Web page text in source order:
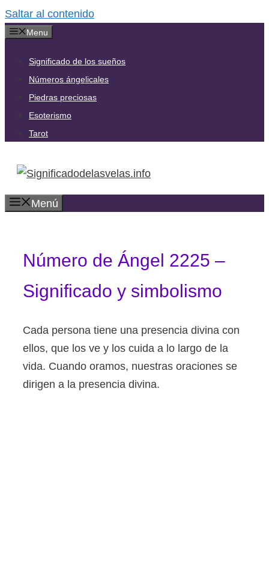
Saltar al contenido
Menu
Significado de los sueños
Números ángelicales
Piedras preciosas
Esoterismo
Tarot
Menú
Número de Ángel 2225 –
Significado y simbolismo
Cada persona tiene una presencia divina con
ellos, que los ve y los cuida a lo largo de la
vida. Cuando oramos, nuestras oraciones se
dirigen a la presencia divina.